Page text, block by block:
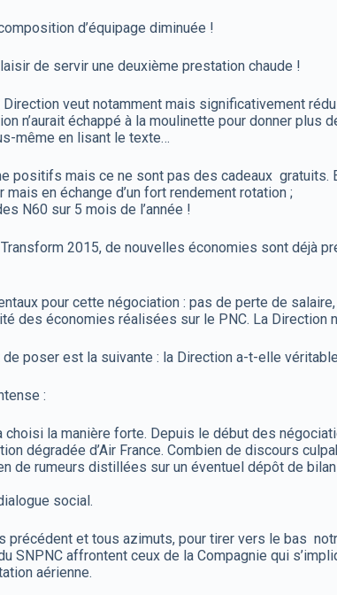
d’équipage diminuée !
de servir une deuxième prestation chaude !
veut notamment mais significativement
n’aurait échappé à la moulinette pour donner plus
même en lisant le texte…
positifs mais ce ne sont pas des cadeaux gratuits.
en échange d’un fort rendement rotation ;
N60 sur 5 mois de l’année !
2015, de nouvelles économies sont déjà
pour cette négociation : pas de perte de
des économies réalisées sur le PNC. La Direction
poser est la suivante : la Direction a-t-elle
:
choisi la manière forte. Depuis le début des
dégradée d’Air France. Combien de discours
de rumeurs distillées sur un éventuel dépôt de
social.
précédent et tous azimuts, pour tirer vers le bas
SNPNC affrontent ceux de la Compagnie qui
aérienne.